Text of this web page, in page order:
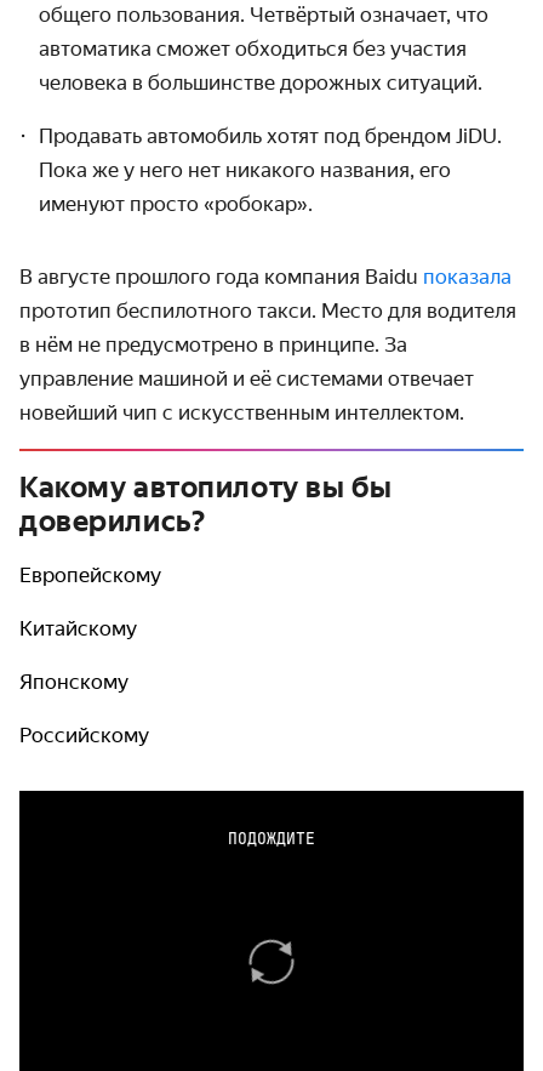
общего пользования. Четвёртый означает, что
автоматика сможет обходиться без участия
человека в большинстве дорожных ситуаций.
Продавать автомобиль хотят под брендом JiDU.
Пока же у него нет никакого названия, его
именуют просто «робокар».
В августе прошлого года компания Baidu показала
прототип беспилотного такси. Место для водителя
в нём не предусмотрено в принципе. За
управление машиной и её системами отвечает
новейший чип с искусственным интеллектом.
Какому автопилоту вы бы
доверились?
Европейскому
Китайскому
Японскому
Российскому
ПОДОЖДИТЕ